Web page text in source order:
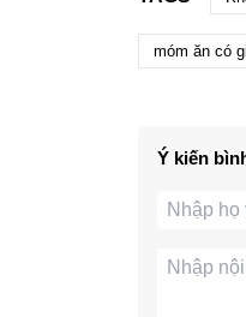
móm ăn có
Ý kiến